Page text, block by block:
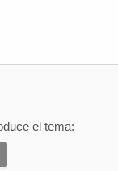
el tema: